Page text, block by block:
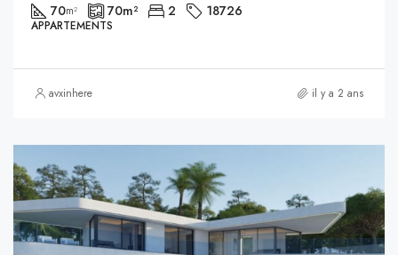
70m² 70m² 2 18726
APPARTEMENTS
avxinhere il y a 2 ans